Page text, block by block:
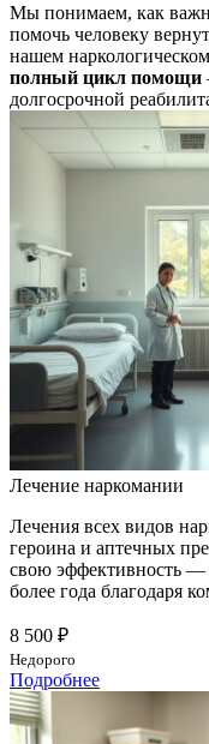
Мы понимаем, как
помочь человеку
нашем
полный цикл помощи
долгосрочной
Лечение наркомании
Лечения всех видов
героина и аптечных
свою эффективность —
более года благодаря
8 500 ₽
Недорого
Подробнее